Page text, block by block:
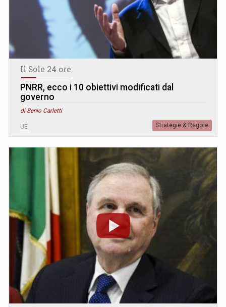
Il Sole 24 ore
PNRR, ecco i 10 obiettivi modificati dal
governo
di Senio Carletti
UE Strategie & Regole